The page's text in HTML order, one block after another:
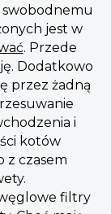
jest w
. Przede
Dodatkowo
przez żadną
i
kotów
z czasem
filtry